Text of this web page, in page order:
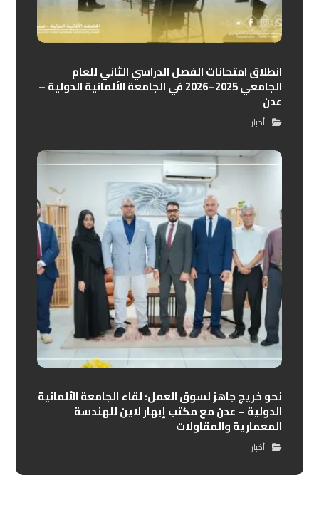
انطلاق امتحانات الفصل الدراسي الثاني للعام
الجامعي 2025–2026 في الجامعة الألمانية الدولية –
عدن
أخبار
نحو خريج جاهز لسوق العمل: لقاء الجامعة الألمانية
الدولية – عدن مع مكتب إبهار لاين للهندسة
المعمارية والمقاولات
أخبار